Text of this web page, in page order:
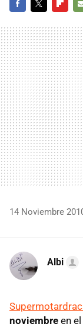
14 Noviembre
Albi
noviembre en